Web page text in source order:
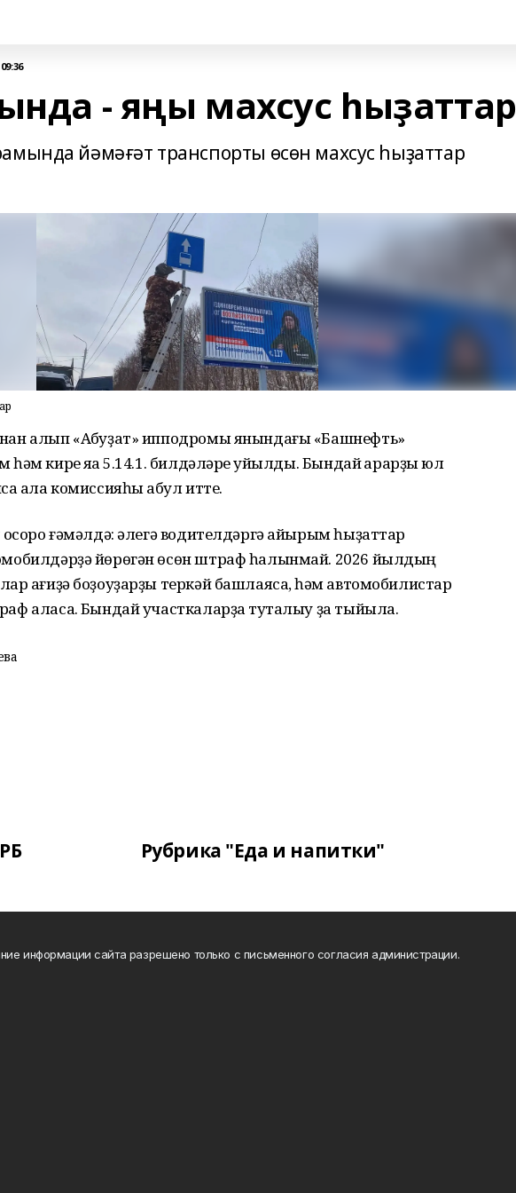
- яңы махсус һыҙаттар
йәмәғәт транспорты өсөн махсус һыҙаттар
алып «Аҡбуҙат» ипподромы янындағы «Башнефть»
кире яҡҡа 5.14.1. билдәләре ҡуйылды. Бындай ҡарарҙы юл
ҡала комиссияһы ҡабул итте.
осоро ғәмәлдә: әлегә водителдәргә айырым һыҙаттар
йөрөгән өсөн штраф һалынмай. 2026 йылдың
ҡағиҙә боҙоуҙарҙы теркәй башлаясаҡ, һәм автомобилистар
аласаҡ. Бындай участкаларҙа туҡталыу ҙа тыйыла.
Рубрика "Еда и напитки"
информации сайта разрешено только с письменного согласия администрации.